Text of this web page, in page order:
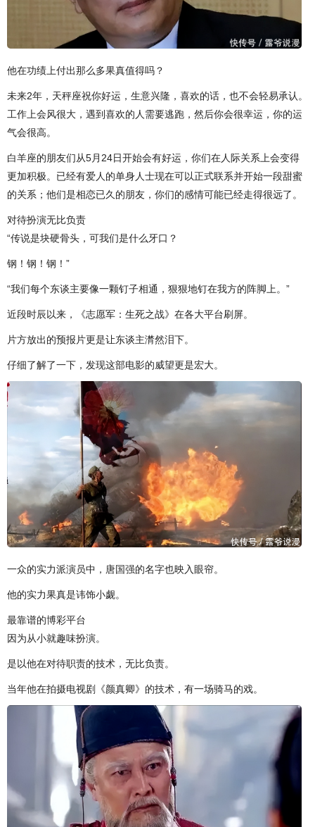
他在功绩上付出那么多果真值得吗？
未来2年，天秤座祝你好运，生意兴隆，喜欢的话，也不会轻易承认。
工作上会风很大，遇到喜欢的人需要逃跑，然后你会很幸运，你的运
气会很高。
白羊座的朋友们从5月24日开始会有好运，你们在人际关系上会变得
更加积极。已经有爱人的单身人士现在可以正式联系并开始一段甜蜜
的关系；他们是相恋已久的朋友，你们的感情可能已经走得很远了。
对待扮演无比负责
“传说是块硬骨头，可我们是什么牙口？
钢！钢！钢！”
“我们每个东谈主要像一颗钉子相通，狠狠地钉在我方的阵脚上。”
近段时辰以来，《志愿军：生死之战》在各大平台刷屏。
片方放出的预报片更是让东谈主潸然泪下。
仔细了解了一下，发现这部电影的威望更是宏大。
一众的实力派演员中，唐国强的名字也映入眼帘。
他的实力果真是讳饰小觑。
最靠谱的博彩平台
因为从小就趣味扮演。
是以他在对待职责的技术，无比负责。
当年他在拍摄电视剧《颜真卿》的技术，有一场骑马的戏。